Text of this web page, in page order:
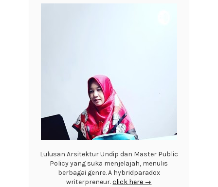
Lulusan Arsitektur Undip dan Master Public
Policy yang suka menjelajah, menulis
berbagai genre. A hybridparadox
writerpreneur.click here →